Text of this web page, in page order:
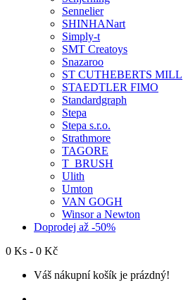
Sennelier
SHINHANart
Simply-t
SMT Creatoys
Snazaroo
ST CUTHEBERTS MILL
STAEDTLER FIMO
Standardgraph
Stepa
Stepa s.r.o.
Strathmore
TAGORE
T_BRUSH
Ulith
Umton
VAN GOGH
Winsor a Newton
Doprodej až -50%
0 Ks - 0 Kč
Váš nákupní košík je prázdný!